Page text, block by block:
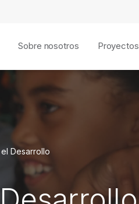
Sobre nosotros Proyectos
Desarrollo